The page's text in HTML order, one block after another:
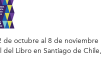
de octubre al 8 de noviembre
Libro en Santiago de Chile,